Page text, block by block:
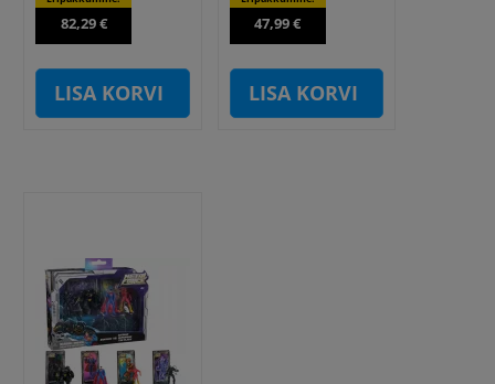
82,29 €
LISA KORVI
47,99 €
LISA KORVI